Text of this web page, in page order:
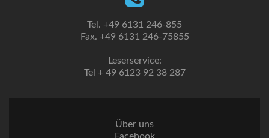
Tel. +49 6131 246-855
Fax. +49 6131 246-75855
Leserservice:
Tel + 49 6123 92 38 287
Über uns